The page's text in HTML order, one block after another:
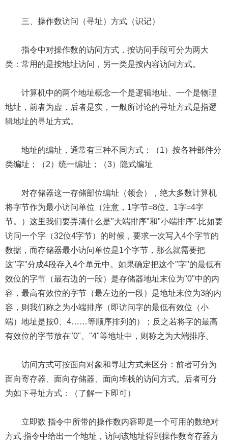
三、操作数访问（寻址）方式（识记）
指令中对操作数的访问方式，按访问手段可分为两大
类：常用的是按地址访问，另一类是按内容访问方式。
计算机中的两个地址概念一个是逻辑地址、一个是物理
地址，前者为虚，后者是实，一般所讨论的寻址方式是指逻
辑地址的寻址方式。
地址的编址，通常有三种不同方式：（1）按各种部件分
类编址；（2）统一编址；（3）隐式编址
对存储器这一存储部位编址（领会），绝大多数计算机
将字节作为最小访问单位（注意，1字节=8位。1字=4字
节。）这里我们要弄清什么是"大端排序"和"小端排序".比如要
访问一个字（32位4字节）的时候，要求一次写入4个字节的
数据，而存储器最小访问单位是1个字节，那么就需要把
这"字"分成4段存入4个单元中。如果确定把这个"字"的最低有
效位的字节（最右边的一段）是存储器地址末位为"0"中的内
容，最高有效位的字节（最左边的一段）是地址末位为3的内
容，则我们称之为小端排序（即访问字的最低有效位（小
端）地址是按0、4……等顺序排列的）；反之若将字的最高
有效位的字节放在"0"、"4"等地址中，则称之为大端排序。
访问方式可按面向对象和寻址方式来区分：前者可分为
面向寄存器、面向存储器、面向堆栈的访问方式。后者可分
为如下寻址方式：（了解一下即可）
立即数 指令中所带的操作数内容即是一个可用的数绝对
方式 指令中给出一个地址，访问该地址得到操作数寄存器方